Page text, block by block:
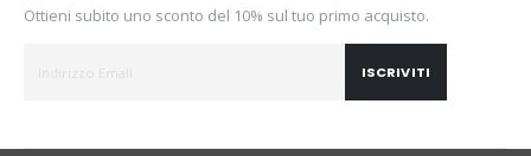
Ottieni subito uno sconto del 10% sul tuo primo acquisto.
ISCRIVITI